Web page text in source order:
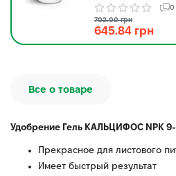
Green 1 кг
0
702.00 грн
645.84 грн
Все о товаре
Удобрение Гель КАЛЬЦИФОС NPK 9-
Прекрасное для листового
Имеет быстрый результат